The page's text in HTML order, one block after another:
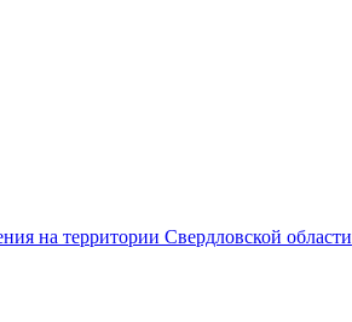
на территории Свердловской области